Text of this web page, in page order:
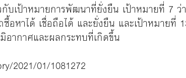
บเป้าหมายการพัฒนาที่ยั่งยืน เป้าหมายที่ 7 ว่
อหาได้ เชื่อถือได้ และยั่งยืน และเป้าหมายที่
อากาศและผลกระทบที่เกิดขึ้น
2021/01/1081272